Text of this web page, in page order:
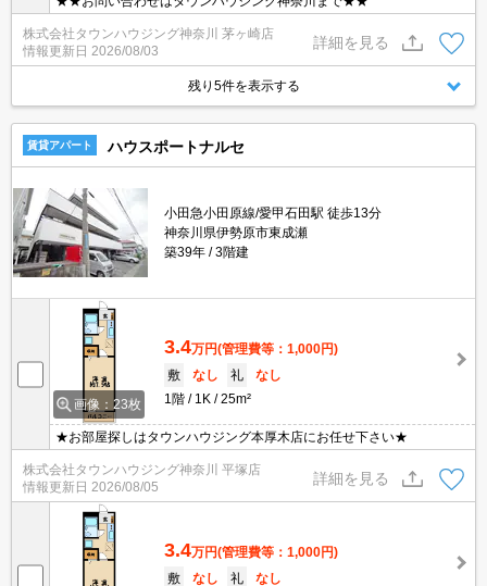
株式会社タウンハウジング神奈川 茅ヶ崎店
情報更新日 2026/08/03
詳細を見る
残り5件を表示する
賃貸アパート ハウスポートナルセ
小田急小田原線/愛甲石田駅 徒歩13分
神奈川県伊勢原市東成瀬
築39年
3階建
画像：23枚
3.4万円(管理費等：1,000円)
敷
なし 礼
なし
1階
1K 25m²
★お部屋探しはタウンハウジング本厚木店にお任せ下さい★
株式会社タウンハウジング神奈川 平塚店
情報更新日 2026/08/05
詳細を見る
3.4万円(管理費等：1,000円)
敷
なし 礼
なし